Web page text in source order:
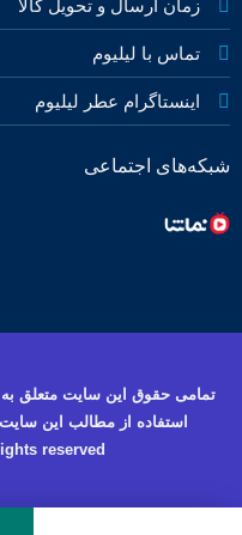
زمان ارسال و تحویل کالا
تماس با لیلیوم
اینستاگرام عطر لیلیوم
شبکه‌های اجتماعی
تمامی حقوق این سایت متعلق
استفاده از مطالب این
reserved